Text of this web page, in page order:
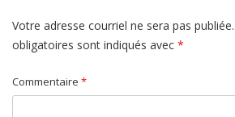
Votre adresse courriel ne sera pas publiée.
obligatoires sont indiqués avec *
Commentaire *